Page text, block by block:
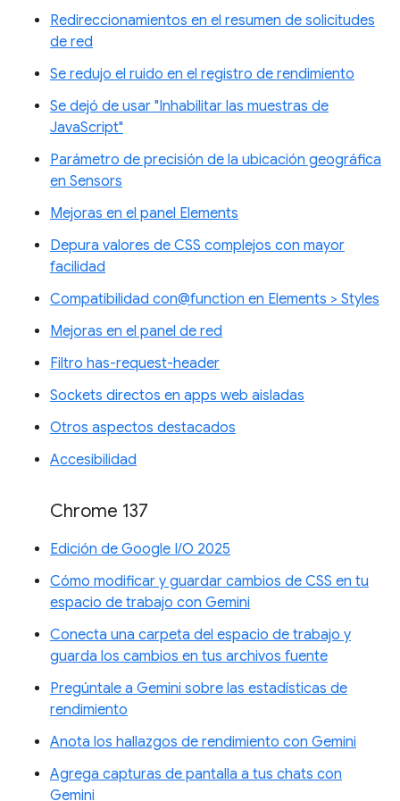
Redireccionamientos en el resumen de solicitudes
de red
Se redujo el ruido en el registro de rendimiento
Se dejó de usar "Inhabilitar las muestras de
JavaScript"
Parámetro de precisión de la ubicación geográfica
en Sensors
Mejoras en el panel Elements
Depura valores de CSS complejos con mayor
facilidad
Compatibilidad con@function en Elements > Styles
Mejoras en el panel de red
Filtro has-request-header
Sockets directos en apps web aisladas
Otros aspectos destacados
Accesibilidad
Chrome 137
Edición de Google I/O 2025
Cómo modificar y guardar cambios de CSS en tu
espacio de trabajo con Gemini
Conecta una carpeta del espacio de trabajo y
guarda los cambios en tus archivos fuente
Pregúntale a Gemini sobre las estadísticas de
rendimiento
Anota los hallazgos de rendimiento con Gemini
Agrega capturas de pantalla a tus chats con
Gemini